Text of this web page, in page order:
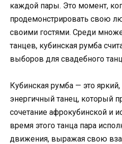
каждой пары. Это момент,
продемонстрировать свою
своими гостями. Среди
танцев, кубинская румба
выборов для свадебного
Кубинская румба — это
энергичный танец, который
сочетание афрокубинской и
время этого танца пара
движения, выражая свою